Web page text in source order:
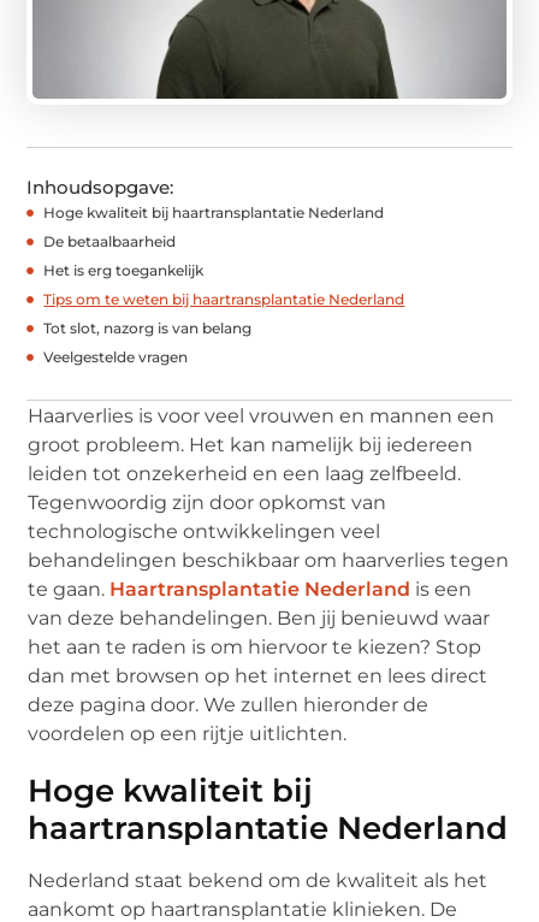
Inhoudsopgave:
Hoge kwaliteit bij haartransplantatie Nederland
De betaalbaarheid
Het is erg toegankelijk
Tips om te weten bij haartransplantatie Nederland
Tot slot, nazorg is van belang
Veelgestelde vragen
Haarverlies is voor veel vrouwen en mannen een
groot probleem. Het kan namelijk bij iedereen
leiden tot onzekerheid en een laag zelfbeeld.
Tegenwoordig zijn door opkomst van
technologische ontwikkelingen veel
behandelingen beschikbaar om haarverlies tegen
te gaan. Haartransplantatie Nederland is een
van deze behandelingen. Ben jij benieuwd waar
het aan te raden is om hiervoor te kiezen? Stop
dan met browsen op het internet en lees direct
deze pagina door. We zullen hieronder de
voordelen op een rijtje uitlichten.
Hoge kwaliteit bij
haartransplantatie Nederland
Nederland staat bekend om de kwaliteit als het
aankomt op haartransplantatie klinieken. De